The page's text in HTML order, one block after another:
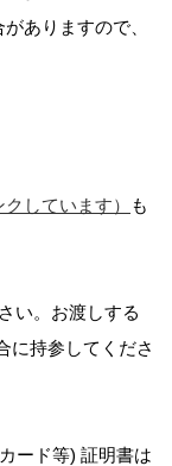
ありますので、
しています）
も
い。お渡しする
に持参してくださ
ード等) 証明書は